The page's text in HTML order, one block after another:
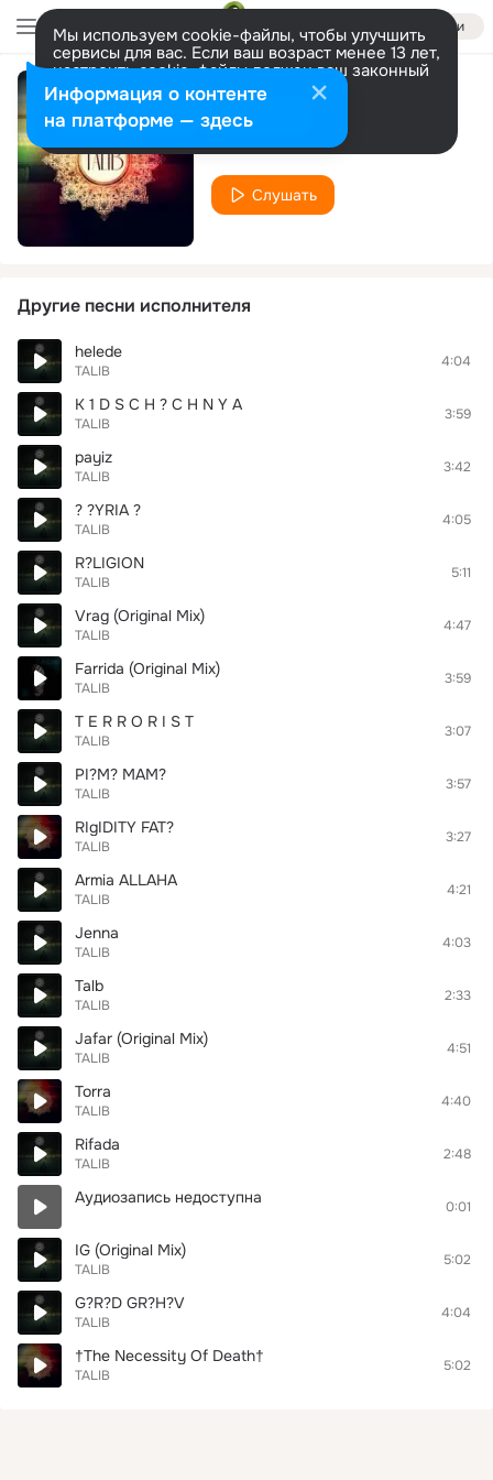
Войти
Мы используем cookie-файлы, чтобы улучшить
сервисы для вас. Если ваш возраст менее 13 лет,
настроить cookie-файлы должен ваш законный
представитель. Больше информации
Разрешить все Настроить
Lost meaninG
TALIB
Слушать
Другие песни исполнителя
helede
TALIB
4:04
K 1 D S C H ? C H N Y A
TALIB
3:59
payiz
TALIB
3:42
? ?YRIA ?
TALIB
4:05
R?LIGION
TALIB
5:11
Vrag (Original Mix)
TALIB
4:47
Farrida (Original Mix)
TALIB
3:59
T E R R O R I S T
TALIB
3:07
PI?M? MAM?
TALIB
3:57
RIgIDITY FAT?
TALIB
3:27
Armia ALLAHA
TALIB
4:21
Jenna
TALIB
4:03
Talb
TALIB
2:33
Jafar (Original Mix)
TALIB
4:51
Torra
TALIB
4:40
Rifada
TALIB
2:48
Аудиозапись недоступна 0:01
IG (Original Mix)
TALIB
5:02
G?R?D GR?H?V
TALIB
4:04
†The Necessity Of Death†
TALIB
5:02
Информация о контенте
на платформе — здесь